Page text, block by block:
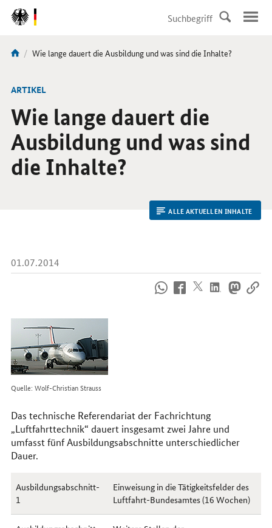
DirektZu:
Navigation
Sie
hier:
Aktuelle
Wie lange dauert die Ausbildung und was sind die Inhalte?
ARTIKEL
Wie lange dauert die
Ausbildung und was sind
die Inhalte?
ALLE AKTUELLEN INHALTE
01.07.2014
uns
Internet
Quelle: Wolf-Christian Strauss
Das technische Referendariat der Fachrichtung
„Luftfahrttechnik“ dauert insgesamt zwei Jahre und
umfasst fünf Ausbildungsabschnitte unterschiedlicher
Dauer.
Ausbildungsabschnitt-
1
Einweisung in die Tätigkeitsfelder des
Luftfahrt-Bundesamtes (16 Wochen)